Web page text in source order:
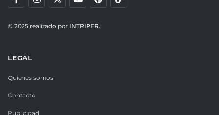
© 2025 realizado por INTRIPER.
LEGAL
Quienes somos
Contacto
Publicidad